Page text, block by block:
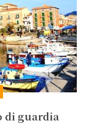
di guardia